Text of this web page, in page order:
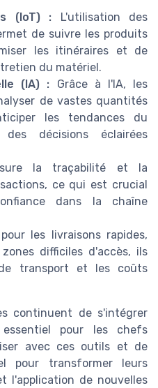
(IoT) : L'utilisation des
de suivre les produits
les itinéraires et de
du matériel.
(IA) : Grâce à l'IA, les
de vastes quantités
les tendances du
décisions éclairées
la traçabilité et la
ce qui est crucial
dans la chaîne
les livraisons rapides,
difficiles d'accès, ils
transport et les coûts
continuent de s'intégrer
pour les chefs
avec ces outils et de
pour transformer leurs
l'application de nouvelles